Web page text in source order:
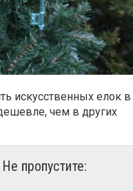
искусственных елок в
чем в других
Не пропустите: